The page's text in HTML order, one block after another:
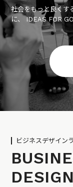
社会をもっと良くす
に、 IDEAS FOR
ビジネスデザイン